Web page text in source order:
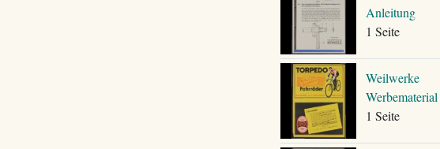
Anleitung
1 Seite
Weilwerke
Werbematerial
1 Seite